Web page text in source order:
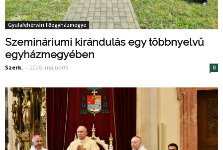
Gyulafehérvári Főegyházmegye
Szemináriumi kirándulás egy többnyelvű
egyházmegyében
Szerk. - 2026. május 06. 0